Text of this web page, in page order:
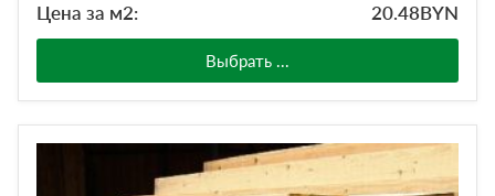
Цена за м2: 20.48BYN
Выбрать ...